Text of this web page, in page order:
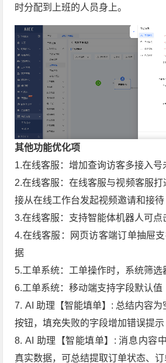
时分配到上班的人员身上。
其他功能优化项
1.在线客服：增加查询访客多接入号
2.在线客服：在线客服与视频客服
接从在线工作台发起视频邀请和接待
3.在线客服：支持智能体机器人可点
4.在线客服：网页访客端订单抽屉
据
5.工单系统：工单操作时，系统筛选
6.工单系统：移动端支持字段默认值
7. AI 助理【智能填单】: 总结内容
按钮，填充失败的字段增加错误提示
8. AI 助理【智能填单】: 消息内容
真实数据，可总结提取订单状态、